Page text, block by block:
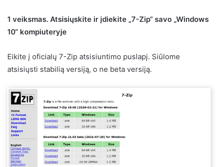
1 veiksmas. Atsisiųskite ir įdiekite „7-Zip“ savo „Windows
10“ kompiuteryje
Eikite į oficialų 7-Zip atsisiuntimo puslapį. Siūlome
atsisiųsti stabilią versiją, o ne beta versiją.